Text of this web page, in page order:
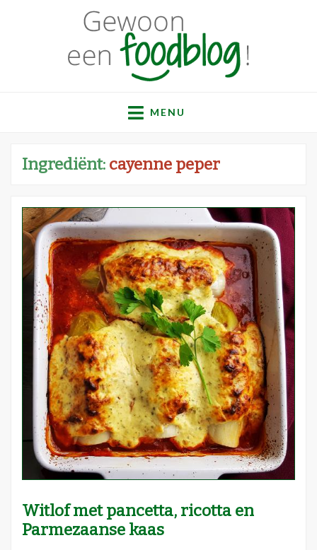
Gewoon een
foodblog!
recepten
MENU
Ingrediënt: cayenne peper
Witlof met pancetta, ricotta en
Parmezaanse kaas